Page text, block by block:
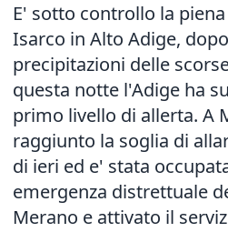
E' sotto controllo la
Isarco in Alto Adige,
precipitazioni delle
questa notte l'Adige ha
primo livello di allerta. A
raggiunto la soglia di
di ieri ed e' stata
emergenza distrettuale
Merano e attivato il